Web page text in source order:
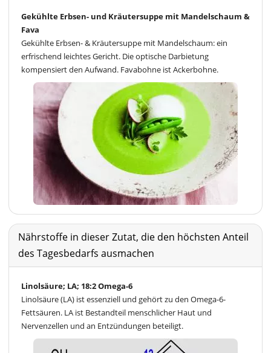
Gekühlte Erbsen- und Kräutersuppe mit Mandelschaum &
Fava
Gekühlte Erbsen- & Kräutersuppe mit Mandelschaum: ein
erfrischend leichtes Gericht. Die optische Darbietung
kompensiert den Aufwand. Favabohne ist Ackerbohne.
Nährstoffe in dieser Zutat, die den höchsten Anteil
des Tagesbedarfs ausmachen
Linolsäure; LA; 18:2 Omega-6
Linolsäure (LA) ist essenziell und gehört zu den Omega-6-
Fettsäuren. LA ist Bestandteil menschlicher Haut und
Nervenzellen und an Entzündungen beteiligt.